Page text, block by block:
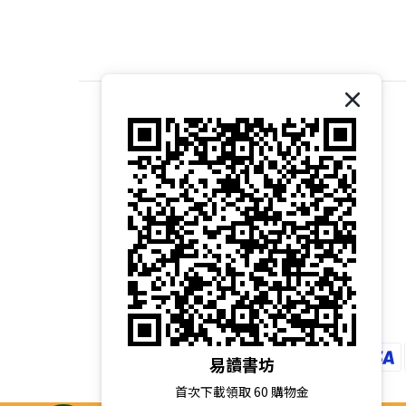
關於我們｜About 易讀書坊
商店介紹｜Introduction
品牌故事｜Brand Story
核心價值｜Core Values
經營理念｜Our Philosophy
易讀書坊
首次下載領取 60 購物金